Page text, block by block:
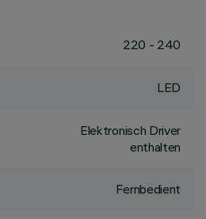
220 - 240
LED
Elektronisch Driver
enthalten
Fernbedient